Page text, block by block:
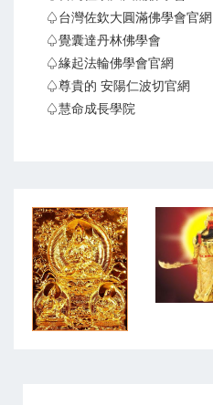
♤台灣佐欽大圓滿佛學會官網
♤覺囊達丹林佛學會
♤緣起法輪佛學會官網
♤尊貴的 安陽仁波切官網
♤慧命成長學院